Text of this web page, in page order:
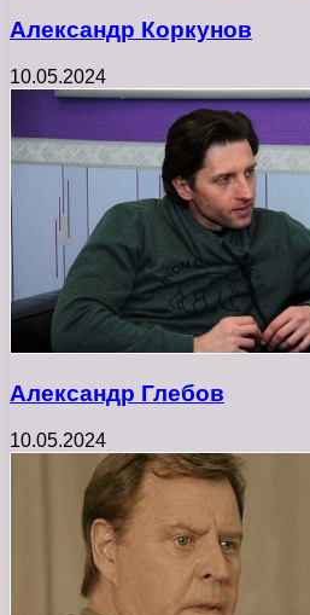
Александр Коркунов
10.05.2024
Александр Глебов
10.05.2024